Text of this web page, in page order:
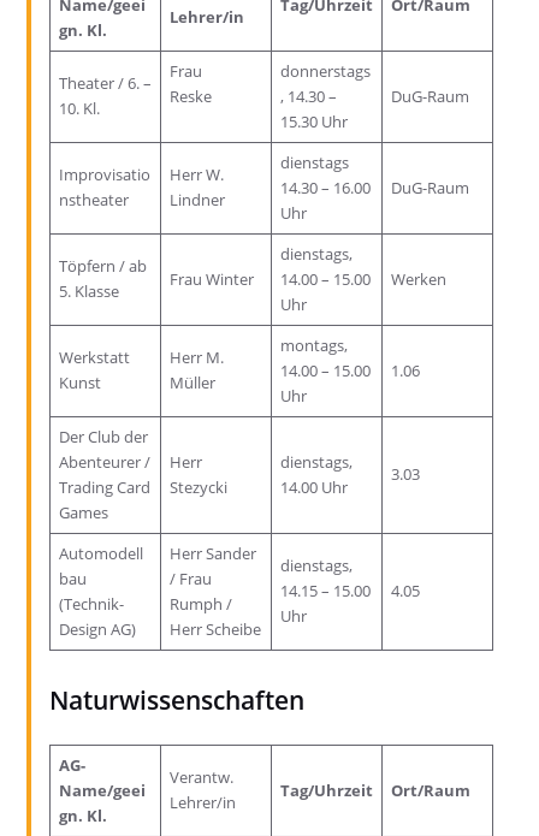
Name/geei
gn. Kl.
Lehrer/in
Tag/Uhrzeit Ort/Raum
Theater / 6. –
10. Kl.
Frau
Reske
donnerstags
, 14.30 –
15.30 Uhr
DuG-Raum
Improvisatio
nstheater
Herr W.
Lindner
dienstags
14.30 – 16.00
Uhr
DuG-Raum
Töpfern / ab
5. Klasse
Frau Winter
dienstags,
14.00 – 15.00
Uhr
Werken
Werkstatt
Kunst
Herr M.
Müller
montags,
14.00 – 15.00
Uhr
1.06
Der Club der
Abenteurer /
Trading Card
Games
Herr
Stezycki
dienstags,
14.00 Uhr
3.03
Automodell
bau
(Technik-
Design AG)
Herr Sander
/ Frau
Rumph /
Herr Scheibe
dienstags,
14.15 – 15.00
Uhr
4.05
Naturwissenschaften
AG-
Name/geei
gn. Kl.
Verantw.
Lehrer/in
Tag/Uhrzeit Ort/Raum